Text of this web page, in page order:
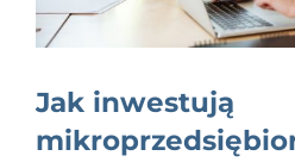
EDUKACJA
BLOG
Jak inwestują